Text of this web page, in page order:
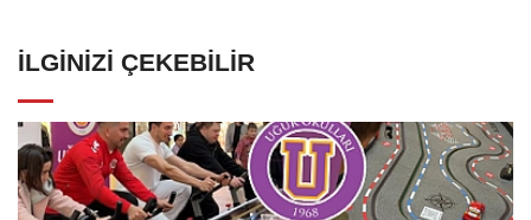
İLGINIZI ÇEKEBILIR